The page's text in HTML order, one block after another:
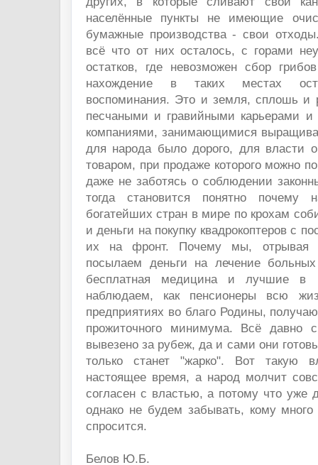
населённые пункты не имеющие
бумажные производства - свои
всё что от них осталось, с горами
остатков, где невозможен сбор
нахождение в таких местах
воспоминания. Это и земля, сплошь и
песчаными и гравийными карьерами и
компаниями, занимающимися
для народа было дорого, для власти
товаром, при продаже которого можно
даже не заботясь о соблюдении
тогда становится понятно почему
богатейших стран в мире по крохам
и деньги на покупку квадрокоптеров с
их на фронт. Почему мы, отрывая
посылаем деньги на лечение
бесплатная медицина и лучшие
наблюдаем, как пенсионеры всю
предприятиях во благо Родины,
прожиточного минимума. Всё давно
вывезено за рубеж, да и сами они
только станет "жарко". Вот
настоящее время, а народ молчит
согласен с властью, а потому что уже
однако не будем забывать, кому
спросится.
Белов Ю.Б.